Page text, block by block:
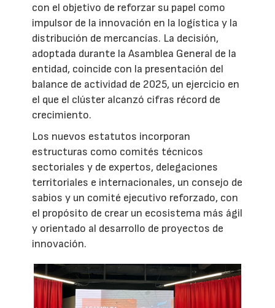
con el objetivo de reforzar su papel como
impulsor de la innovación en la logística y la
distribución de mercancías. La decisión,
adoptada durante la Asamblea General de la
entidad, coincide con la presentación del
balance de actividad de 2025, un ejercicio en
el que el clúster alcanzó cifras récord de
crecimiento.
Los nuevos estatutos incorporan
estructuras como comités técnicos
sectoriales y de expertos, delegaciones
territoriales e internacionales, un consejo de
sabios y un comité ejecutivo reforzado, con
el propósito de crear un ecosistema más ágil
y orientado al desarrollo de proyectos de
innovación.